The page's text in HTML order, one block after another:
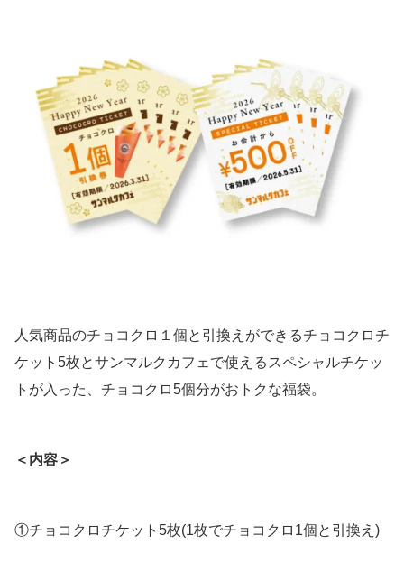
人気商品のチョコクロ１個と引換えができるチョコクロチ
ケット5枚とサンマルクカフェで使えるスペシャルチケッ
トが入った、チョコクロ5個分がおトクな福袋。
＜内容＞
①チョコクロチケット5枚(1枚でチョコクロ1個と引換え)